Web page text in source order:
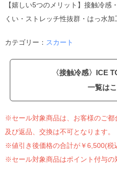
【嬉しい5つのメリット】接触冷感
くい・ストレッチ性抜群・はっ水加
カテゴリー： スカート
〈接触冷感〉ICE
一覧は
※セール対象商品は、お客様のご
及び返品、交換は不可となります。
※値引き後価格の合計が￥6,500(税
※セール対象商品はポイント付与の